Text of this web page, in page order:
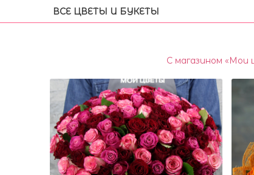
ВСЕ ЦВЕТЫ И БУКЕТЫ
С магазином